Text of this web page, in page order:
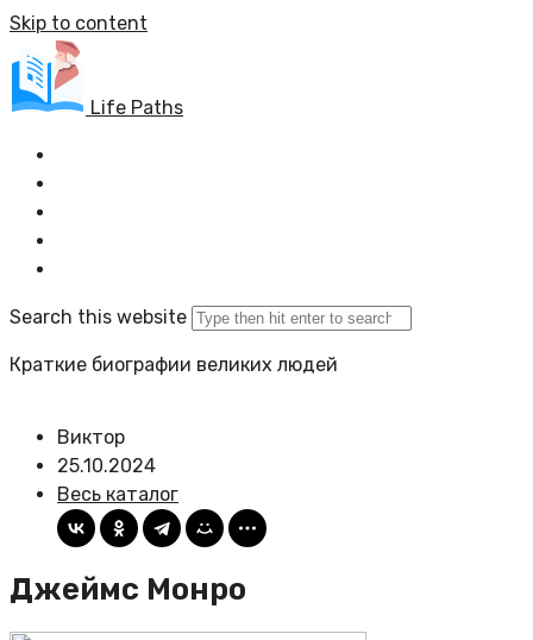
Skip to content
Life Paths
Search this website
Краткие биографии великих людей
Виктор
25.10.2024
Весь каталог
Джеймс Монро